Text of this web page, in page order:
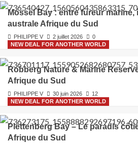
Mossel Bay : entre fureur
australe Afrique du Sud
PHILIPPE V 2 juillet 2026
0
NEW DEAL FOR ANOTHER WORLD
Robberg Nature & Marine
Afrique du Sud
PHILIPPE V 30 juin 2026
12
NEW DEAL FOR ANOTHER WORLD
Plettenberg Bay – Le paradis
Afrique du Sud